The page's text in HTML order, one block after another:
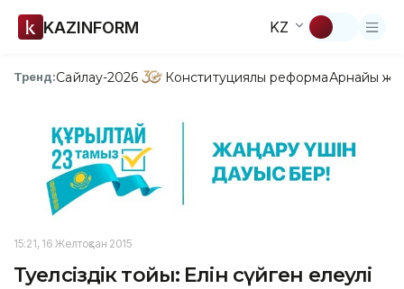
KAZINFORM KZ
Тренд:Сайлау-2026 Конституциялық реформаАрнайы
15:21, 16 Желтоқсан 2015
Тәуелсіздік тойы: Елін сүйген елеулі